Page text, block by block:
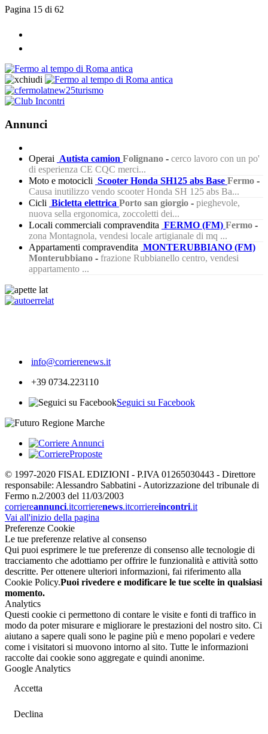
Pagina 15 di 62
Annunci
Operai Autista camion Folignano - cerco lavoro con un po'
di esperienza CE CQC merci...
Moto e motocicli Scooter Honda SH125 abs Base Fermo -
Causa inutilizzo vendo scooter Honda SH 125 abs Ba...
Cicli Bicletta elettrica Porto san giorgio - pieghevole,
nuova sella ergonomica, zoccoletti dei...
Locali commerciali compravendita FERMO (FM) Fermo -
zona Montagnola, vendesi locale artigianale di mq ...
Appartamenti compravendita MONTERUBBIANO (FM)
Monterubbiano - frazione Rubbianello centro, vendesi
appartamento ...
info@corrierenews.it
+39 0734.223110
Seguici su Facebook
© 1997-2020 FISAL EDIZIONI - P.IVA 01265030443 - Direttore
responsabile: Alessandro Sabbatini - Autorizzazione del tribunale di
Fermo n.2/2003 del 11/03/2003
corriereannunci.itcorrierenews.itcorriereincontri.it
Vai all'inizio della pagina
Preferenze Cookie
Le tue preferenze relative al consenso
Qui puoi esprimere le tue preferenze di consenso alle tecnologie di
tracciamento che adottiamo per offrire le funzionalità e attività sotto
descritte. Per ottenere ulteriori informazioni, fai riferimento alla
Cookie Policy.Puoi rivedere e modificare le tue scelte in qualsiasi
momento.
Analytics
Questi cookie ci permettono di contare le visite e fonti di traffico in
modo da poter misurare e migliorare le prestazioni del nostro sito. Ci
aiutano a sapere quali sono le pagine più e meno popolari e vedere
come i visitatori si muovono intorno al sito. Tutte le informazioni
raccolte dai cookie sono aggregate e quindi anonime.
Google Analytics
Accetta
Declina